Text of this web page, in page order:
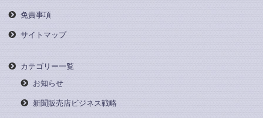
免責事項
サイトマップ
カテゴリー一覧
お知らせ
新聞販売店ビジネス戦略